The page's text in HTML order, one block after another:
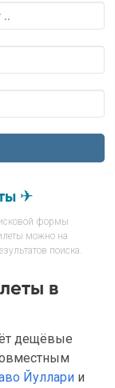
✈
формы
можно на
поиска.
в
дещёвые
Йуллари и